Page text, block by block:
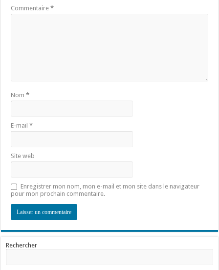
Commentaire*
Nom*
E-mail*
Site web
Enregistrer mon nom, mon e-mail et mon site dans le navigateur
pour mon prochain commentaire.
Rechercher